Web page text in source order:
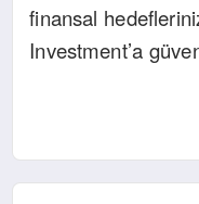
finansal
Investment’a